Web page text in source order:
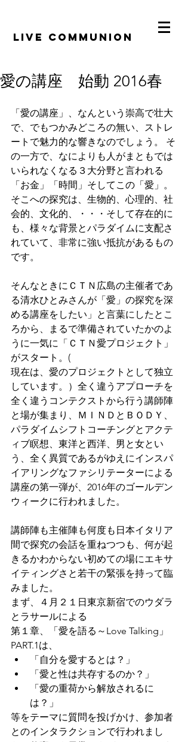
​LiVE COMMUNION
愛の講座 始動 2016春
「愛の講座」、なんという崇高で壮大
で、でもつかみどころの無い、ストレ
ートで魅力的な響きなのでしょう。 そ
の一方で、なによりも人がまともでは
いられなくなる３大分野と言われる
「お金」「時間」そしてこの「愛」。
そこへの探究は、生物的、心理的、社
会的、文化的、・・・そして存在的に
も、様々な背景とパラダイムに支配さ
れていて、非常に強い抵抗があるもの
です。
そんなときにＣＴＮ広島の主催者であ
る清水ひとみさんが「愛」の探究を深
める講座をしたい」と言葉にしたとこ
ろから、まるで準備されていたかのよ
うに一気に「ＣＴＮ愛プロジェクト」
がスタート。(
現在は、愛のプロジェクトとして独立
しています。）全く違うアプローチを
全く違うコンテクストから行う講師陣
と場が集まり、ＭＩＮＤとＢＯＤＹ、
パラダイムシフトコーチングとアクテ
ィブ瞑想、東洋と西洋、男と女とい
う、全く異質であるがゆえにインスパ
イアリングなファシリテーターによる
講座の第一弾が、2016年のゴールデン
ウィークに行われました。
講師陣も主催陣も何度も日本イタリア
間で探究の会話を重ねつつも、何が起
きるかわからない初めての場にエキサ
イティングさと若干の緊張を持って臨
みました。
まず、４月２１日東京新宿でのウダラ
とラサールによる
第１章、「愛を語る～Love Talking」
PART.1は、
「自分を愛するとは？」
「愛と性は共存するのか？」
「愛の重荷から解放されるに
は？」
等をテーマに質問を投げかけ、参加者
とのインタラクションで行われまし